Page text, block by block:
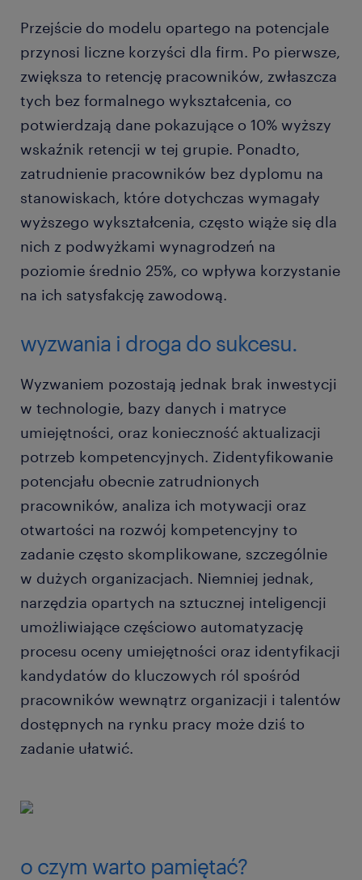
Przejście do modelu opartego na potencjale
przynosi liczne korzyści dla firm. Po pierwsze,
zwiększa to retencję pracowników, zwłaszcza
tych bez formalnego wykształcenia, co
potwierdzają dane pokazujące o 10% wyższy
wskaźnik retencji w tej grupie. Ponadto,
zatrudnienie pracowników bez dyplomu na
stanowiskach, które dotychczas wymagały
wyższego wykształcenia, często wiąże się dla
nich z podwyżkami wynagrodzeń na
poziomie średnio 25%, co wpływa korzystanie
na ich satysfakcję zawodową.
wyzwania i droga do sukcesu.
Wyzwaniem pozostają jednak brak inwestycji
w technologie, bazy danych i matryce
umiejętności, oraz konieczność aktualizacji
potrzeb kompetencyjnych. Zidentyfikowanie
potencjału obecnie zatrudnionych
pracowników, analiza ich motywacji oraz
otwartości na rozwój kompetencyjny to
zadanie często skomplikowane, szczególnie
w dużych organizacjach. Niemniej jednak,
narzędzia opartych na sztucznej inteligencji
umożliwiające częściowo automatyzację
procesu oceny umiejętności oraz identyfikacji
kandydatów do kluczowych ról spośród
pracowników wewnątrz organizacji i talentów
dostępnych na rynku pracy może dziś to
zadanie ułatwić.
o czym warto pamiętać?